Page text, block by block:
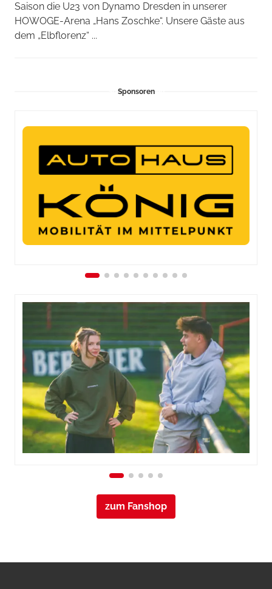
Saison die U23 von Dynamo Dresden in unserer
HOWOGE-Arena „Hans Zoschke“. Unsere Gäste aus
dem „Elbflorenz“ ...
Sponsoren
zum Fanshop